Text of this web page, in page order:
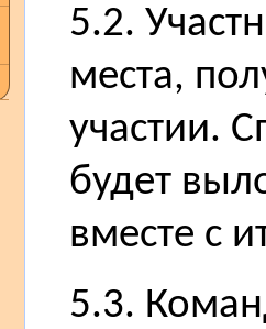
5.2.
места,
участии.
будет
вместе с
5.3.